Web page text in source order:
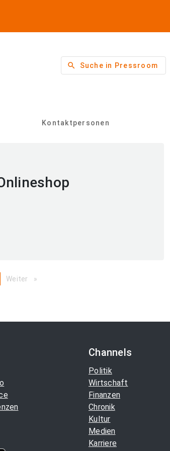
search Suche in Pressroom
Kontaktpersonen
Weiter page
Channels
Politik
Wirtschaft
Finanzen
Chronik
Kultur
Medien
Karriere